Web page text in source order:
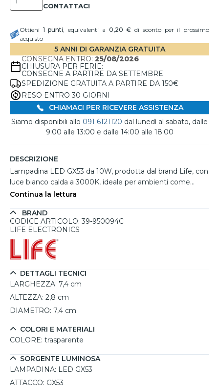
Ottieni 1 punti, equivalenti a 0,20 € di sconto per il prossimo
acquisto
5 ANNI DI GARANZIA GRATUITA
CONSEGNA ENTRO: 25/08/2026
CHIUSURA PER FERIE:
CONSEGNE A PARTIRE DA SETTEMBRE.
SPEDIZIONE GRATUITA A PARTIRE DA 150€
RESO ENTRO 30 GIORNI
CHIAMACI PER RICEVERE ASSISTENZA
Siamo disponibili allo 091 6121120 dal lunedì al sabato, dalle
9:00 alle 13:00 e dalle 14:00 alle 18:00
DESCRIZIONE
Lampadina LED GX53 da 10W, prodotta dal brand Life, con
luce bianco calda a 3000K, ideale per ambienti come
cucine, bagni e soggiorni. Grazie alla tecnologia LED,
e una lunga durata, stimata fino a 15.000 ore, riducendo la
frequenza delle sostituzioni. Con un flusso luminoso di 950
distribuzione uniforme della luce, creando un’atmosfera
accogliente e confortevole.
Continua la lettura
BRAND
CODICE ARTICOLO: 39-950094C
LIFE ELECTRONICS
DETTAGLI TECNICI
LARGHEZZA: 7,4 cm
ALTEZZA: 2,8 cm
DIAMETRO: 7,4 cm
COLORI E MATERIALI
COLORE: trasparente
SORGENTE LUMINOSA
LAMPADINA: LED GX53
ATTACCO: GX53